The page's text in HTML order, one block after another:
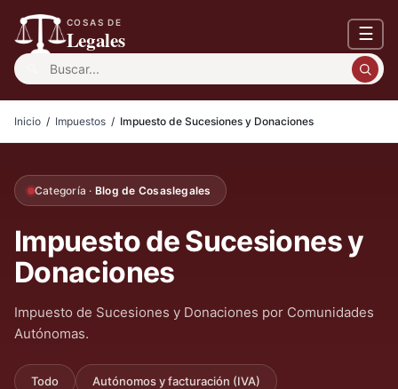
COSAS DE
Legales ☰
Buscar:
Inicio / Impuestos / Impuesto de Sucesiones y Donaciones
Categoría · Blog de Cosaslegales
Impuesto de Sucesiones y
Donaciones
Impuesto de Sucesiones y Donaciones por Comunidades
Autónomas.
Todo Autónomos y facturación (IVA)